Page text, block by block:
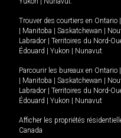
Trouver des courtiers en Ontario
Manitoba Saskatchewan
Labrador
Territoires du Nord-
Édouard
Yukon Nunavut
Parcourir les bureaux en Ontario
Manitoba Saskatchewan
Labrador
Territoires du Nord-
Édouard
Yukon Nunavut
Afficher les propriétés
Canada